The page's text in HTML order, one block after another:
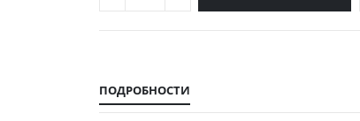
началу
галереи
изображений
ПОДРОБНОСТИ